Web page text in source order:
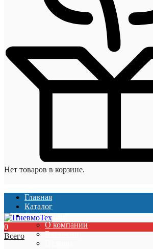
Нет товаров в корзине.
Главная
Каталог
О компании
О компании
Вакансии
0
Всего